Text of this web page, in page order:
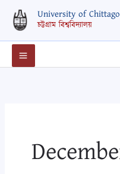
content
University of
চট্টগ্রাম বিশ্ববিদ্যালয়